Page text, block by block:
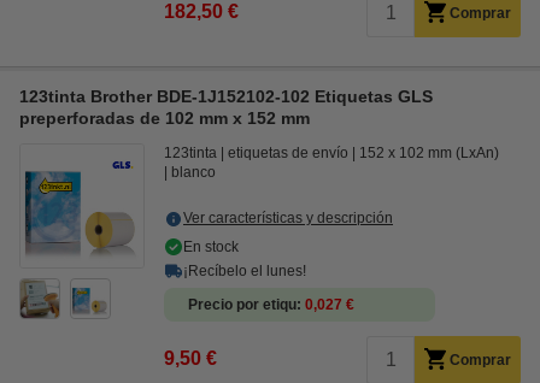
182,50 € Comprar
123tinta Brother BDE-1J152102-102 Etiquetas GLS
preperforadas de 102 mm x 152 mm
123tinta etiquetas de envío
152 x 102 mm (LxAn)
blanco
Ver características y descripción
En stock
¡Recíbelo el lunes!
Precio por etiqu 0,027 €
9,50 € Comprar